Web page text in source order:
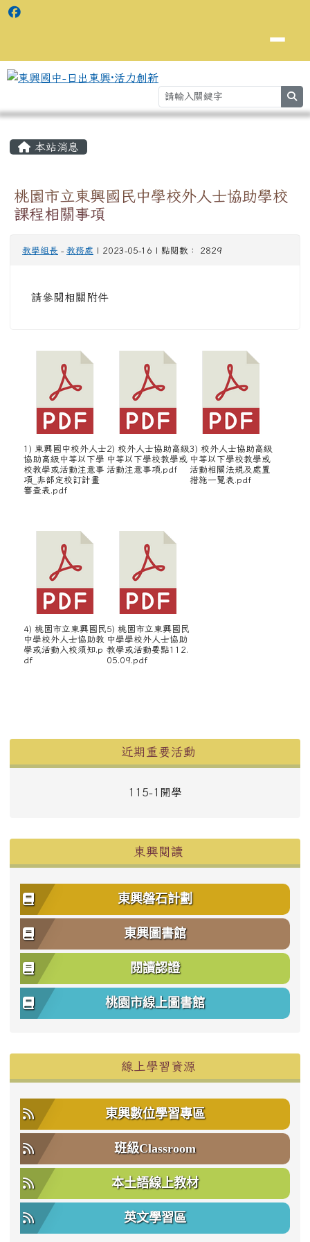
本站消息
桃園市立東興國民中學校外人士協助學校
課程相關事項
教學組長 - 教務處 | 2023-05-16 | 點閱數： 2829
請參閱相關附件
1) 東興國中校外人士
協助高級中等以下學
校教學或活動注意事
項_非部定校訂計畫
審查表.pdf
2) 校外人士協助高級
中等以下學校教學或
活動注意事項.pdf
3) 校外人士協助高級
中等以下學校教學或
活動相關法規及處置
措施一覽表.pdf
4) 桃園市立東興國民
中學校外人士協助教
學或活動入校須知.p
df
5) 桃園市立東興國民
中學學校外人士協助
教學或活動要點112.
05.09.pdf
近期重要活動
115-1開學
東興閱讀
東興磐石計劃
東興圖書館
閱讀認證
桃園市線上圖書館
線上學習資源
東興數位學習專區
班級Classroom
本土語線上教材
英文學習區